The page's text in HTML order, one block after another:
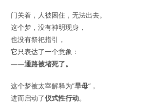
门关着，人被困住，无法出去。
这个梦，没有神明现身，
也没有祭祀指引，
它只表达了一个意象：
——通路被堵死了。
这个梦被太宰解释为”旱母“，
进而启动了仪式性行动。